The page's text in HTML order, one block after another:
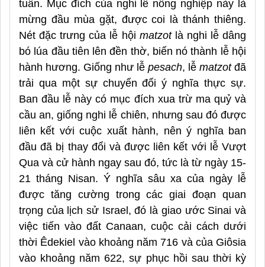
tuần. Mục đích của nghi lễ nông nghiệp này là
mừng đầu mùa gặt, được coi là thánh thiêng.
Nét đặc trưng của lễ hội matzotlà nghi lễ dâng
bó lúa đầu tiên lên đền thờ, biến nó thành lễ hội
hành hương. Giống như lễ pesach, lễ matzotđã
trải qua một sự chuyển đổi ý nghĩa thực sự.
Ban đầu lễ này có mục đích xua trừ ma quỷ và
cầu an, giống nghi lễ chiên, nhưng sau đó được
liên kết với cuộc xuất hành, nên ý nghĩa ban
đầu đã bị thay đổi và được liên kết với lễ Vượt
Qua và cử hành ngay sau đó, tức là từ ngày 15-
21 tháng Nisan. Ý nghĩa sâu xa của ngày lễ
được tăng cường trong các giai đoạn quan
trọng của lịch sử Israel, đó là giao ước Sinai và
việc tiến vào đất Canaan, cuộc cải cách dưới
thời Êdekiel vào khoảng năm 716 và của Giôsia
vào khoảng năm 622, sự phục hồi sau thời kỳ